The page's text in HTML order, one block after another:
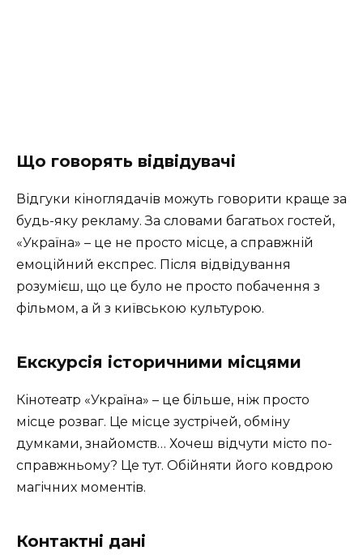
Що говорять відвідувачі
Відгуки кіноглядачів можуть говорити краще за
будь-яку рекламу. За словами багатьох гостей,
«Україна» – це не просто місце, а справжній
емоційний експрес. Після відвідування
розумієш, що це було не просто побачення з
фільмом, а й з київською культурою.
Екскурсія історичними місцями
Кінотеатр «Україна» – це більше, ніж просто
місце розваг. Це місце зустрічей, обміну
думками, знайомств… Хочеш відчути місто по-
справжньому? Це тут. Обійняти його ковдрою
магічних моментів.
Контактні дані